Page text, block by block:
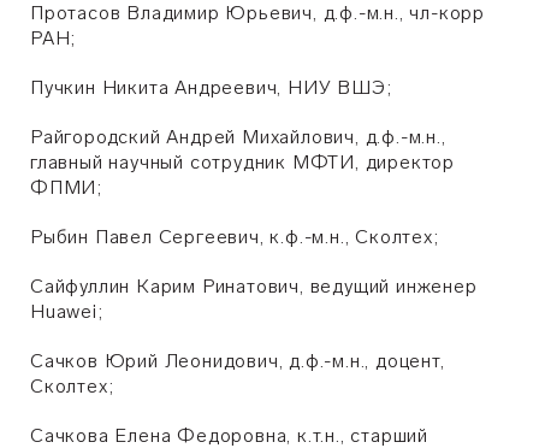
Протасов Владимир Юрьевич, д.ф.-м.н., чл-корр
РАН;
Пучкин Никита Андреевич, НИУ ВШЭ;
Райгородский Андрей Михайлович, д.ф.-м.н.,
главный научный сотрудник МФТИ, директор
ФПМИ;
Рыбин Павел Сергеевич, к.ф.-м.н., Сколтех;
Сайфуллин Карим Ринатович, ведущий инженер
Huawei;
Сачков Юрий Леонидович, д.ф.-м.н., доцент,
Сколтех;
Сачкова Елена Федоровна, к.т.н., старший